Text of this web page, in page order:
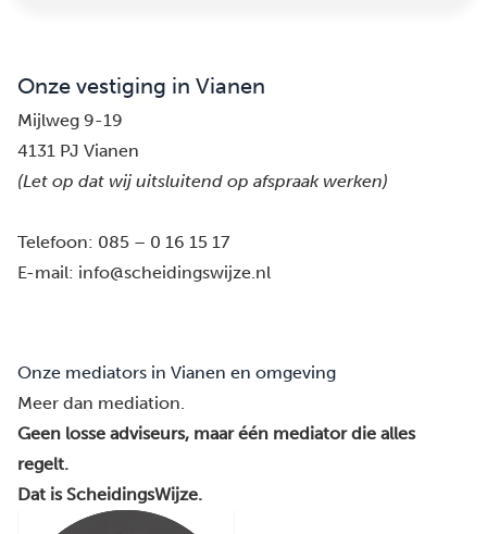
Onze vestiging in Vianen
Mijlweg 9-19
4131 PJ Vianen
(Let op dat wij uitsluitend op afspraak werken)
Telefoon: 085 – 0 16 15 17
E-mail: info@scheidingswijze.nl
Onze mediators in Vianen en omgeving
Meer dan mediation.
Geen losse adviseurs, maar één mediator die alles
regelt.
Dat is ScheidingsWijze.